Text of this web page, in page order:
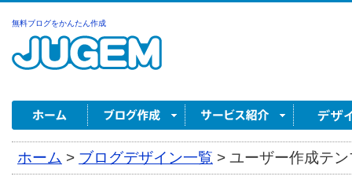
無料ブログをかんたん作成
ホーム > ブログデザイン一覧 > ユーザー作成テ